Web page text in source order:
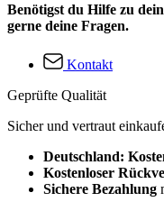
Benötigst du Hilfe zu
gerne deine Fragen.
Kontakt
Geprüfte Qualität
Sicher und vertraut
Deutschland:
Kostenloser
Sichere Bezahlung